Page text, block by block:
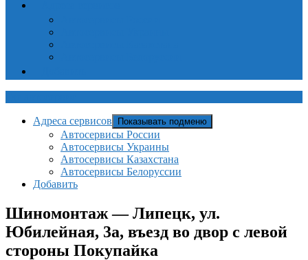
Адреса сервисов Показывать подменю
Автосервисы России
Автосервисы Украины
Автосервисы Казахстана
Автосервисы Белоруссии
Добавить
Шиномонтаж — Липецк, ул.
Юбилейная, 3а, въезд во двор с левой
стороны Покупайка